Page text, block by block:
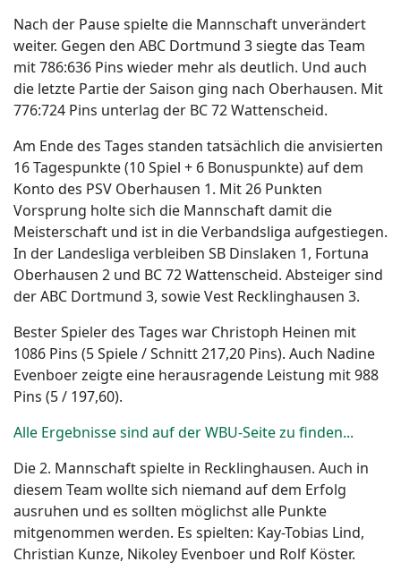
Nach der Pause spielte die Mannschaft unverändert
weiter. Gegen den ABC Dortmund 3 siegte das Team
mit 786:636 Pins wieder mehr als deutlich. Und auch
die letzte Partie der Saison ging nach Oberhausen. Mit
776:724 Pins unterlag der BC 72 Wattenscheid.
Am Ende des Tages standen tatsächlich die anvisierten
16 Tagespunkte (10 Spiel + 6 Bonuspunkte) auf dem
Konto des PSV Oberhausen 1. Mit 26 Punkten
Vorsprung holte sich die Mannschaft damit die
Meisterschaft und ist in die Verbandsliga aufgestiegen.
In der Landesliga verbleiben SB Dinslaken 1, Fortuna
Oberhausen 2 und BC 72 Wattenscheid. Absteiger sind
der ABC Dortmund 3, sowie Vest Recklinghausen 3.
Bester Spieler des Tages war Christoph Heinen mit
1086 Pins (5 Spiele / Schnitt 217,20 Pins). Auch Nadine
Evenboer zeigte eine herausragende Leistung mit 988
Pins (5 / 197,60).
Alle Ergebnisse sind auf der WBU-Seite zu finden...
Die 2. Mannschaft spielte in Recklinghausen. Auch in
diesem Team wollte sich niemand auf dem Erfolg
ausruhen und es sollten möglichst alle Punkte
mitgenommen werden. Es spielten: Kay-Tobias Lind,
Christian Kunze, Nikoley Evenboer und Rolf Köster.